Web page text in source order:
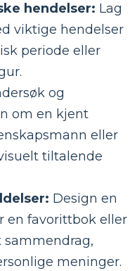
hendelser: Lag
viktige hendelser
periode eller
og
om en kjent
eller
tiltalende
Design en
en favorittbok eller
meninger.